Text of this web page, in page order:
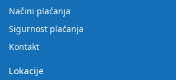
Načini plaćanja
Sigurnost plaćanja
Kontakt
Lokacije